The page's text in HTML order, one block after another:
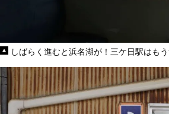
しばらく進むと浜名湖が！三ケ日駅はも